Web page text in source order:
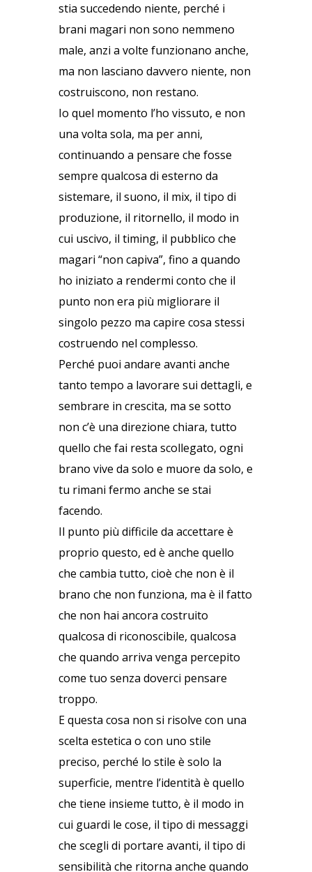
stia succedendo niente, perché i
brani magari non sono nemmeno
male, anzi a volte funzionano anche,
ma non lasciano davvero niente, non
costruiscono, non restano.
Io quel momento l’ho vissuto, e non
una volta sola, ma per anni,
continuando a pensare che fosse
sempre qualcosa di esterno da
sistemare, il suono, il mix, il tipo di
produzione, il ritornello, il modo in
cui uscivo, il timing, il pubblico che
magari “non capiva”, fino a quando
ho iniziato a rendermi conto che il
punto non era più migliorare il
singolo pezzo ma capire cosa stessi
costruendo nel complesso.
Perché puoi andare avanti anche
tanto tempo a lavorare sui dettagli, e
sembrare in crescita, ma se sotto
non c’è una direzione chiara, tutto
quello che fai resta scollegato, ogni
brano vive da solo e muore da solo, e
tu rimani fermo anche se stai
facendo.
Il punto più difficile da accettare è
proprio questo, ed è anche quello
che cambia tutto, cioè che non è il
brano che non funziona, ma è il fatto
che non hai ancora costruito
qualcosa di riconoscibile, qualcosa
che quando arriva venga percepito
come tuo senza doverci pensare
troppo.
E questa cosa non si risolve con una
scelta estetica o con uno stile
preciso, perché lo stile è solo la
superficie, mentre l’identità è quello
che tiene insieme tutto, è il modo in
cui guardi le cose, il tipo di messaggi
che scegli di portare avanti, il tipo di
sensibilità che ritorna anche quando